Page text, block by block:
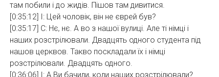
там побили і до жидів. Пішов там дивитися.
[0:35:12] І: Цей чоловік, він не єврей був?
[0:35:17] С: Нє, нє. А во з нашої вулиці. Але ті німці і
наших розстрілювали. Двадцять одного студента під
нашов церквов. Такво поскладали їх і німці
розстрілювали. Двадцять одного.
[0:36:06] І: А Ви бачили, коли наших розстрілювали?